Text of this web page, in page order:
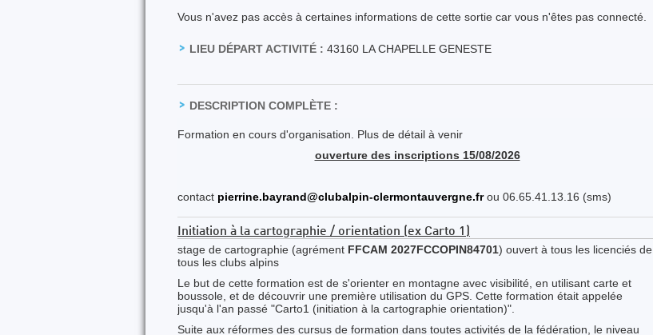
Vous n'avez pas accès à certaines informations de cette sortie car vous n'êtes pas connecté.
LIEU DÉPART ACTIVITÉ : 43160 LA CHAPELLE GENESTE
DESCRIPTION COMPLÈTE :
Formation en cours d'organisation. Plus de détail à venir
ouverture des inscriptions 15/08/2026
contact pierrine.bayrand@clubalpin-clermontauvergne.frou 06.65.41.13.16 (sms)
Initiation à la cartographie / orientation (ex Carto 1)
stage de cartographie (agrément FFCAM 2027FCCOPIN84701) ouvert à tous les licenciés de
tous les clubs alpins
Le but de cette formation est de s'orienter en montagne avec visibilité, en utilisant carte et
boussole, et de découvrir une première utilisation du GPS. Cette formation était appelée
jusqu'à l'an passé "Carto1 (initiation à la cartographie orientation)".
Suite aux réformes des cursus de formation dans toutes activités de la fédération, le niveau